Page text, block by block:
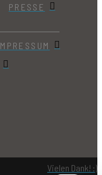
PRESSE
Vielen Dank! :)